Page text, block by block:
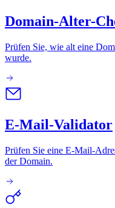
Domain-Alter-
Prüfen Sie, wie alt eine
wurde.
E-Mail-Validator
Prüfen Sie eine E-Mail-
der Domain.